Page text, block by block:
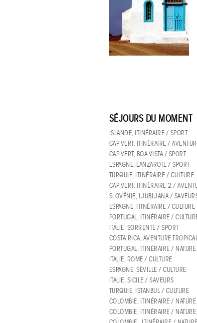
SÉJOURS DU MOMENT
ISLANDE, ITINÉRAIRE / SPORT
CAP VERT, ITINÉRAIRE /
CAP VERT, BOA VISTA / SPORT
ESPAGNE, LANZAROTE / SPORT
TURQUIE, ITINÉRAIRE / CULTURE
CAP VERT, ITINÉRAIRE 2 /
SLOVÉNIE, LJUBLJANA /
ESPAGNE, ITINÉRAIRE / CULTURE
PORTUGAL, ITINÉRAIRE /
ITALIE, SORRENTE / SPORT
COSTA RICA, AVENTURE
PORTUGAL, ITINÉRAIRE / NATURE
ITALIE, ROME / CULTURE
ESPAGNE, SÉVILLE / CULTURE
ITALIE, SICILE / SAVEURS
TURQUIE, ISTANBUL / CULTURE
COLOMBIE, ITINÉRAIRE / NATURE
COLOMBIE, ITINÉRAIRE / NATURE